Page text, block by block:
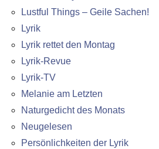
Lustful Things – Geile Sachen!
Lyrik
Lyrik rettet den Montag
Lyrik-Revue
Lyrik-TV
Melanie am Letzten
Naturgedicht des Monats
Neugelesen
Persönlichkeiten der Lyrik